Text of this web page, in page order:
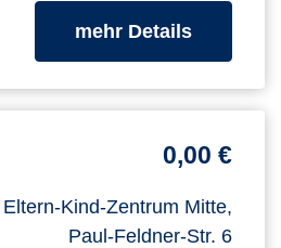
mehr Detailszum
0,00 €
Eltern-Kind-Zentrum Mitte,
Paul-Feldner-Str. 6